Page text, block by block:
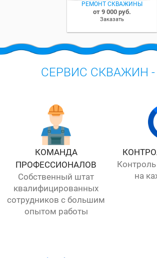
РЕМОНТ СКВАЖИНЫ
от 9 000 руб.
Заказать
СЕРВИС СКВАЖИН -
КОМАНДА
ПРОФЕССИОНАЛОВ
Собственный штат
квалифицированных
сотрудников с большим
опытом работы
Контроль
на